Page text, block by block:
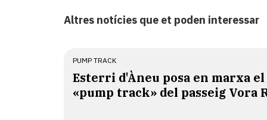
Altres notícies que et poden interessar
PUMP TRACK
Esterri d'Àneu posa en marxa
«pump track» del passeig Vora